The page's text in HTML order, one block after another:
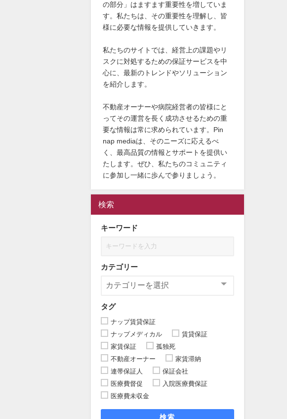
の部分」はますます重要性を増していま
す。私たちは、その重要性を理解し、皆
様に必要な情報を提供していきます。
私たちのサイトでは、経営上の課題やリ
スクに対処するための保証サービスを中
心に、最新のトレンドやソリューション
を紹介します。
不動産オーナーや病院経営者の皆様にと
ってその運営を長く成功させるための重
要な情報は常に求められています。Pin
nap mediaは、そのニーズに応えるべ
く、最高品質の情報とサポートを提供い
たします。ぜひ、私たちのコミュニティ
に参加し一緒に歩んで参りましょう。
検索
キーワード
カテゴリー
タグ
ナップ賃貸保証
ナップメディカル
賃貸保証
家賃保証
孤独死
不動産オーナー
家賃滞納
連帯保証人
保証会社
医療費督促
入院医療費保証
医療費未収金
検索